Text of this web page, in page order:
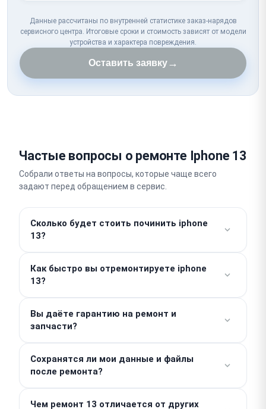
Данные рассчитаны по внутренней статистике заказ-нарядов
сервисного центра. Итоговые сроки и стоимость зависят от модели
устройства и характера повреждения.
Оставить заявку→
Частые вопросы о ремонте Iphone 13
Собрали ответы на вопросы, которые чаще всего
задают перед обращением в сервис.
Сколько будет стоить починить iphone
13?
рассчитывается отдельно, поэтому итоговая цена
зависит от конкретной поломки. Точную сумму
назовут мастера после бесплатной диагностики,
никаких скрытых доплат у нас нет.
Как быстро вы отремонтируете iphone
13?
выполняем в день обращения за один или два
часа. Сложный платовый ремонт требует больше
времени и занимает 2–3 дня.
Вы даёте гарантию на ремонт и
запчасти?
выполненные работы и установленные детали.
Чтобы воспользоваться ею, вам достаточно
предъявить выданный после обслуживания заказ-
наряд или чек.
Сохранятся ли мои данные и файлы
после ремонта?
Чем ремонт 13 отличается от других